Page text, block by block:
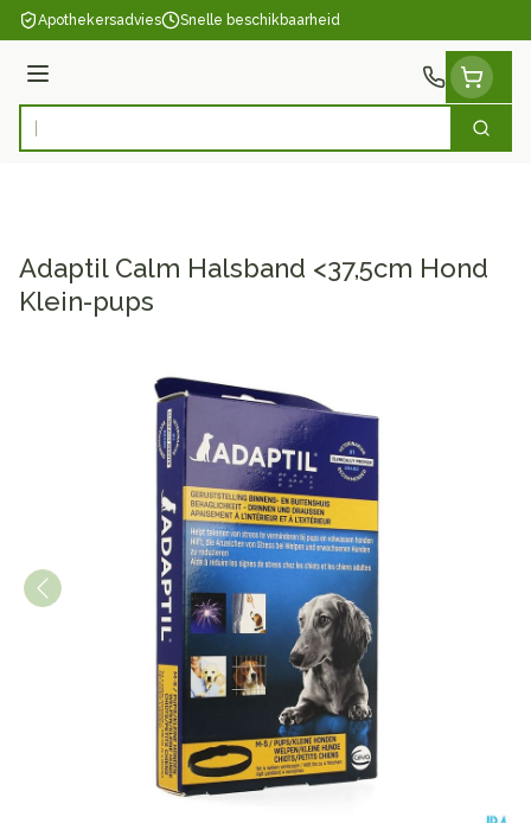
Ga naar de inhoud
Apothekersadvies Snelle beschikbaarheid
Menu
Product, merk, categorie... Zoek
Adaptil Calm Halsband <37,5cm Hond
Klein-pups